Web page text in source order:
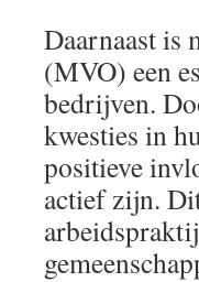
Daarnaast is
(MVO) een
bedrijven.
kwesties in
positieve
actief zijn.